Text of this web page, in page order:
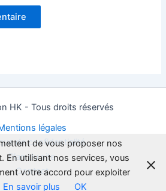
HK - Tous droits réservés
légales
de confidentialité
Plan du site
Contact
de vous proposer nos
En utilisant nos services, vous
votre accord pour exploiter
En savoir plus OK